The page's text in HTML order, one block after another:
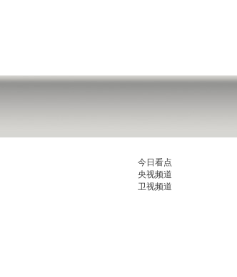
今日看点
央视频道
卫视频道